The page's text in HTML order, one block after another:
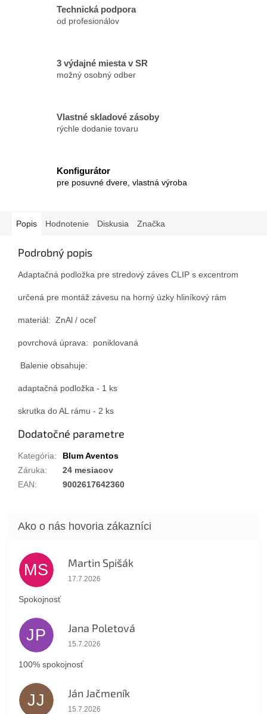
Technická podpora
od profesionálov
3 výdajné miesta v SR
možný osobný odber
Vlastné skladové zásoby
rýchle dodanie tovaru
Konfigurátor
pre posuvné dvere, vlastná výroba
Popis Hodnotenie Diskusia Značka
Podrobný popis
Adaptačná podložka pre stredový záves CLIP s excentrom
určená pre montáž závesu na horný úzky hliníkový rám
materiál: ZnAl / oceľ
povrchová úprava: poniklovaná
Balenie obsahuje:
adaptačná podložka - 1 ks
skrutka do AL rámu - 2 ks
Dodatočné parametre
Kategória:
Blum Aventos
Záruka:
24 mesiacov
EAN: 9002617642360
MS Martin Spišák
Hodnotenie obchodu je 5 z 5 hviezdičiek.
17.7.2026
Spokojnosť
JP Jana Poletová
Hodnotenie obchodu je 5 z 5 hviezdičiek.
15.7.2026
100% spokojnosť
JJ Ján Jačmeník
Hodnotenie obchodu je 5 z 5 hviezdičiek.
15.7.2026